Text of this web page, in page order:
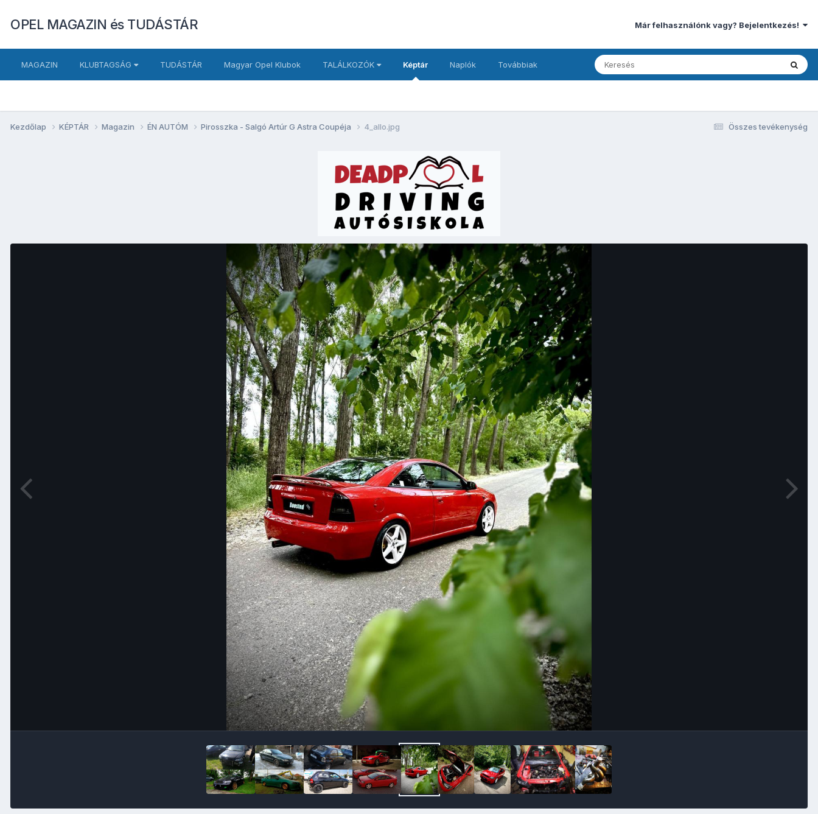
OPEL MAGAZIN és TUDÁSTÁR Már felhasználónk vagy? Bejelentkezés!
MAGAZIN KLUBTAGSÁG TUDÁSTÁR Magyar Opel Klubok TALÁLKOZÓK Képtár Naplók Továbbiak
Összes tevékenység
Kezdőlap KÉPTÁR Magazin ÉN AUTÓM Pirosszka - Salgó Artúr G Astra Coupéja 4_allo.jpg